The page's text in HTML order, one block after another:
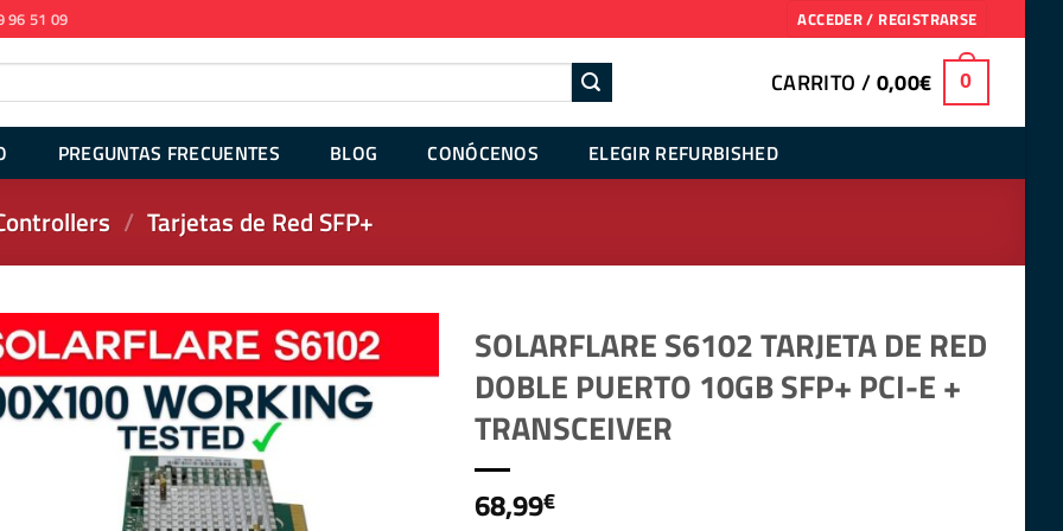
96 51 09 ACCEDER / REGISTRARSE
CARRITO /0,00€ 0
PREGUNTAS FRECUENTES BLOG CONÓCENOS ELEGIR REFURBISHED
/ Tarjetas de Red SFP+
SOLARFLARE S6102 TARJETA DE RED
DOBLE PUERTO 10GB SFP+ PCI-E +
TRANSCEIVER
68,99€